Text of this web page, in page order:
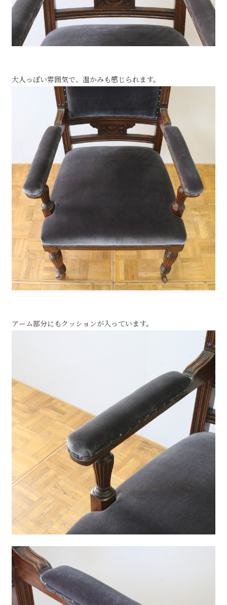
大人っぽい雰囲気で、温かみも感じられます。
アーム部分にもクッションが入っています。